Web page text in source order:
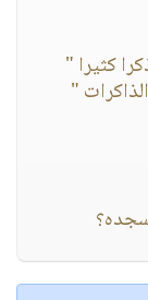
كثيرا "
"‏